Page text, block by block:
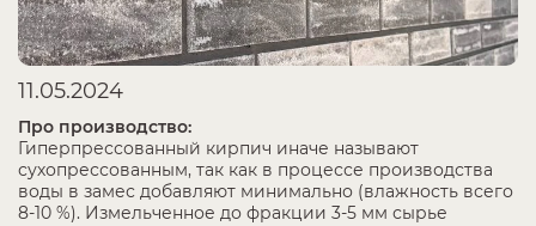
11.05.2024
Про производство:
Гиперпрессованный кирпич иначе называют
сухопрессованным, так как в процессе производства
воды в замес добавляют минимально (влажность всего
8-10 %). Измельченное до фракции 3-5 мм сырье